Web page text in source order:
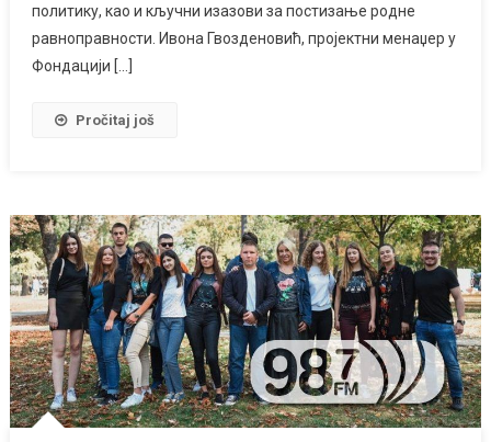
политику, као и кључни изазови за постизање родне
равноправности. Ивона Гвозденовић, пројектни менаџер у
Фондацији […]
Pročitaj još